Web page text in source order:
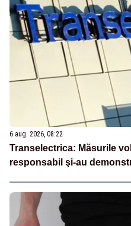
6 aug. 2026, 08:22
Transelectrica: Măsurile
responsabil şi-au